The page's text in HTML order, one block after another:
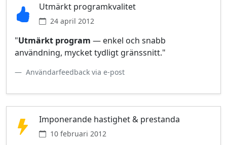
Utmärkt programkvalitet
24 april 2012
"Utmärkt program — enkel och snabb
användning, mycket tydligt gränssnitt."
Användarfeedback via e‑post
Imponerande hastighet & prestanda
10 februari 2012